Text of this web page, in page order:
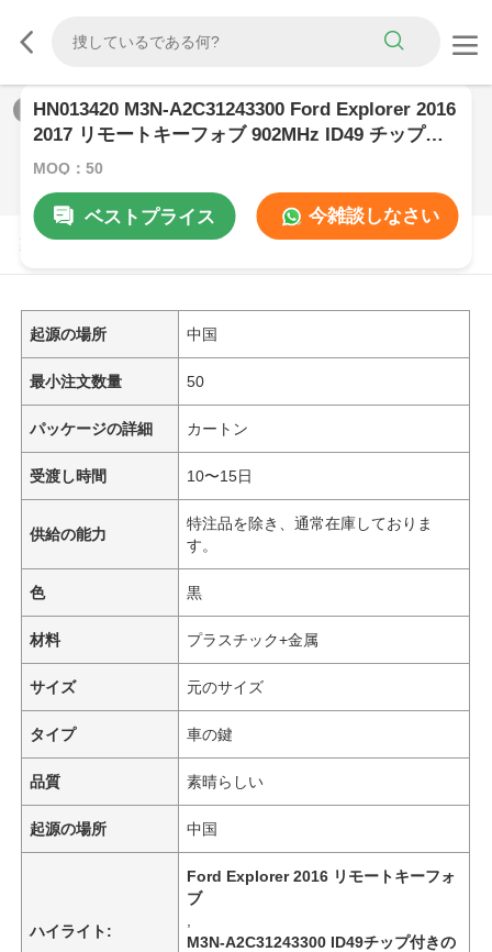
/ 0
HN013420 M3N-A2C31243300 Ford Explorer 2016
2017 リモートキーフォブ 902MHz ID49 チップ
164-R8140
MOQ：50
ベストプライス
今雑談しなさい
製品の説明
起源の場所 中国
最小注文数量 50
パッケージの詳細 カートン
受渡し時間 10〜15日
供給の能力
特注品を除き、通常在庫しておりま
す。
色 黒
材料 プラスチック+金属
サイズ 元のサイズ
タイプ 車の鍵
品質 素晴らしい
起源の場所 中国
ハイライト:
Ford Explorer 2016 リモートキーフォ
ブ
M3N-A2C31243300 ID49チップ付きの